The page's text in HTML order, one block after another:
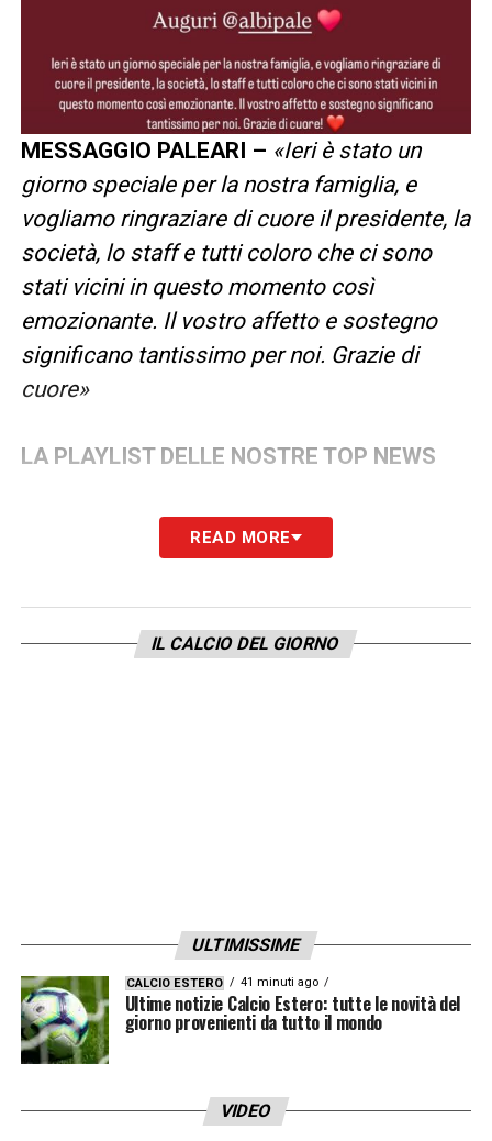
MESSAGGIO PALEARI – «Ieri è stato un
giorno speciale per la nostra famiglia, e
vogliamo ringraziare di cuore il presidente, la
società, lo staff e tutti coloro che ci sono
stati vicini in questo momento così
emozionante. Il vostro affetto e sostegno
significano tantissimo per noi. Grazie di
cuore»
LA PLAYLIST DELLE NOSTRE TOP NEWS
READ MORE
IL CALCIO DEL GIORNO
ULTIMISSIME
CALCIO ESTERO 41 minuti ago
Ultime notizie Calcio Estero: tutte le novità del
giorno provenienti da tutto il mondo
VIDEO